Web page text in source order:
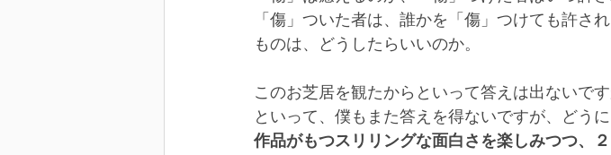
「傷」ついた者は、誰かを「傷」つけても許さ
ものは、どうしたらいいのか。
このお芝居を観たからといって答えは出ないで
といって、僕もまた答えを得ないですが、どう
作品がもつスリリングな面白さを楽しみつつ、